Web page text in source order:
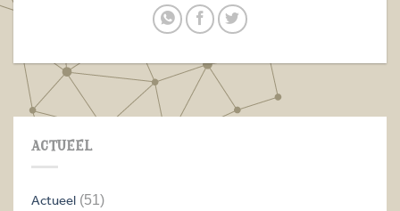
ACTUEEL
Actueel (51)